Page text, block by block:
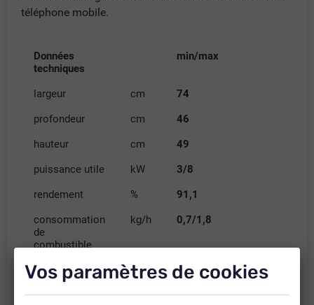
téléphone mobile.
Données
techniques
min/max
largeur cm
74
profondeur
cm
46
hauteur
cm
49
puissance utile
kW
3/8
rendement
%
91,1
consommation
de
combustible
kg/h 0,7/1,8
capacité
réservoir
kg 11
Vos paramètres de cookies